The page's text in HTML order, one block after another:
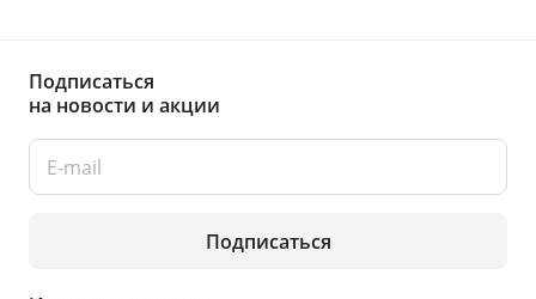
Подписаться
на новости и акции
Подписаться